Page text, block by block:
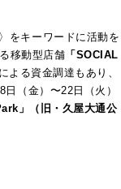
をキーワードに活動を
移動型店舗 「SOCIAL
よる資金調達もあり、
（金）〜22日（火）
」（旧・久屋大通公